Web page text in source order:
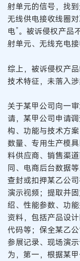
射单元的信号，找
无线供电接收线圈
电”。被诉侵权产品
射单元、无线充电
综上，被诉侵权产
技术特征，未落入
关于某甲公司向一
请，某甲公司申请
构、功能与技术方
数量、专用生产模
料供应商、销售渠
同、电商后台数据
查封或扣押某乙公
演示视频；提取并
绍、性能参数、功
资料，包括产品设
代码等；保全某乙
参展记录、现场演
为，第一，根据某